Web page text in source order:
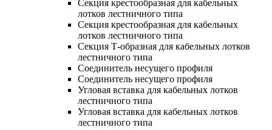
Секция крестообразная для кабельных
лотков лестничного типа
Секция крестообразная для кабельных
лотков лестничного типа
Секция Т-образная для кабельных лотков
лестничного типа
Соединитель несущего профиля
Соединитель несущего профиля
Угловая вставка для кабельных лотков
лестничного типа
Угловая вставка для кабельных лотков
лестничного типа